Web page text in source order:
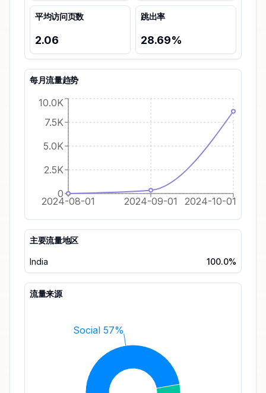
平均访问页数
2.06
跳出率
28.69%
每月流量趋势
2024-08-01 2024-09-01 2024-10-01
0
2.5K
5.0K
7.5K
10.0K
主要流量地区
India 100.0%
流量来源
Social 57%